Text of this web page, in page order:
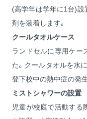
(高学年は学年に1台)
剤を装着します。
クールタオルケース
ランドセルに専用ケー
た。クールタオルを水
登下校中の熱中症の発
ミストシャワーの設置
児童が校庭で活動する